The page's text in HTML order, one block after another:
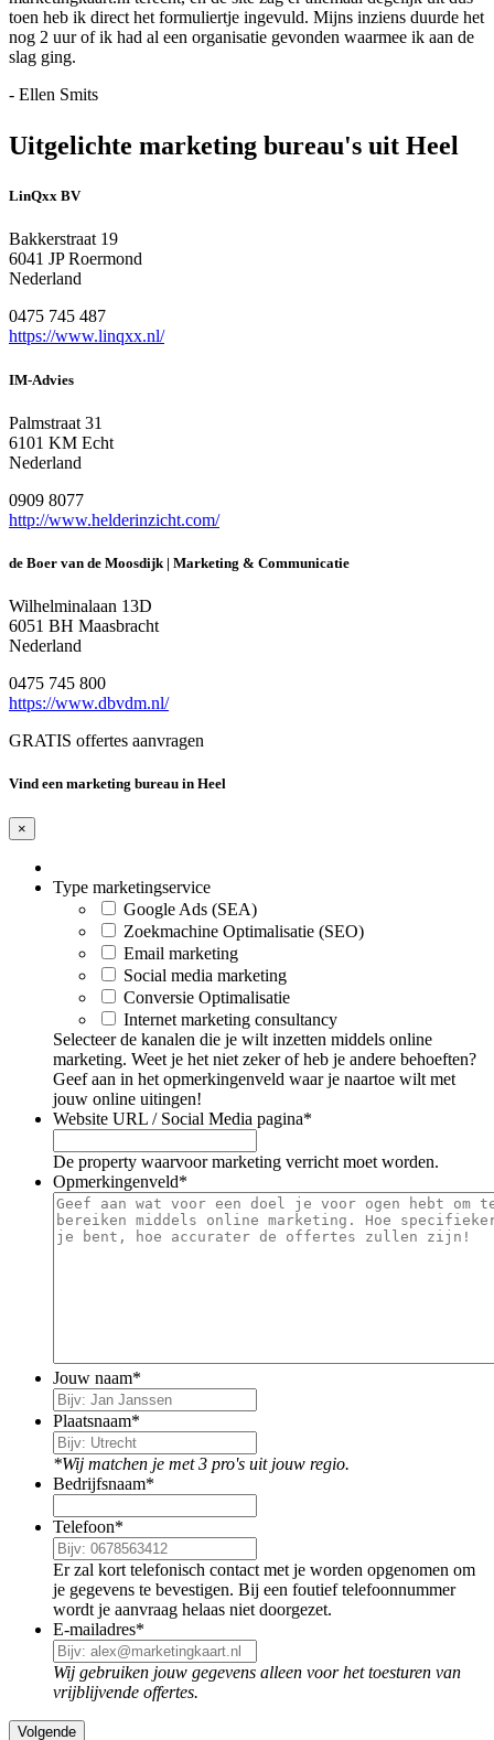
toen heb ik direct het formuliertje ingevuld. Mijns inziens duurde het
nog 2 uur of ik had al een organisatie gevonden waarmee ik aan de
slag ging.
- Ellen Smits
Uitgelichte marketing bureau's uit Heel
LinQxx BV
Bakkerstraat 19
6041 JP Roermond
Nederland
0475 745 487
https://www.linqxx.nl/
IM-Advies
Palmstraat 31
6101 KM Echt
Nederland
0909 8077
http://www.helderinzicht.com/
de Boer van de Moosdijk | Marketing & Communicatie
Wilhelminalaan 13D
6051 BH Maasbracht
Nederland
0475 745 800
https://www.dbvdm.nl/
GRATIS offertes aanvragen
Vind een marketing bureau in Heel
×
Type marketingservice
Google Ads (SEA)
Zoekmachine Optimalisatie (SEO)
Email marketing
Social media marketing
Conversie Optimalisatie
Internet marketing consultancy
Selecteer de kanalen die je wilt inzetten middels online
marketing. Weet je het niet zeker of heb je andere behoeften?
Geef aan in het opmerkingenveld waar je naartoe wilt met
jouw online uitingen!
Website URL / Social Media pagina*
De property waarvoor marketing verricht moet worden.
Opmerkingenveld*
Jouw naam*
Plaatsnaam*
*Wij matchen je met 3 pro's uit jouw regio.
Bedrijfsnaam*
Telefoon*
Er zal kort telefonisch contact met je worden opgenomen om
je gegevens te bevestigen. Bij een foutief telefoonnummer
wordt je aanvraag helaas niet doorgezet.
E-mailadres*
Wij gebruiken jouw gegevens alleen voor het toesturen van
vrijblijvende offertes.